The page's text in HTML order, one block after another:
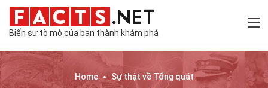
Biến sự tò mò của bạn thành khám phá
Home Sự thật về Tổng quát